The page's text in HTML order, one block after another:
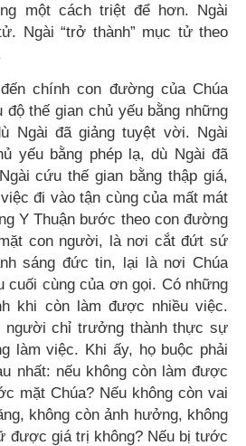
một cách triệt để hơn. Ngài
Ngài “trở thành” mục tử theo
chính con đường của Chúa
độ thế gian chủ yếu bằng những
Ngài đã giảng tuyệt vời. Ngài
yếu bằng phép lạ, dù Ngài đã
cứu thế gian bằng thập giá,
đi vào tận cùng của mất mát
Y Thuận bước theo con đường
con người, là nơi cắt đứt sứ
sáng đức tin, lại là nơi Chúa
cuối cùng của ơn gọi. Có những
khi còn làm được nhiều việc.
người chỉ trưởng thành thực sự
làm việc. Khi ấy, họ buộc phải
nhất: nếu không còn làm được
mặt Chúa? Nếu không còn vai
không còn ảnh hưởng, không
được giá trị không? Nếu bị tước